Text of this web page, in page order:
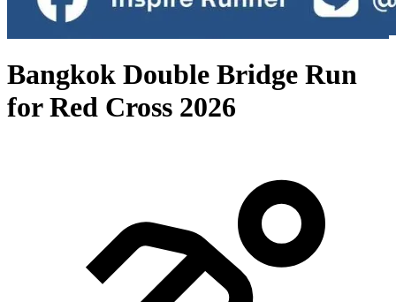
Bangkok Double Bridge Run
for Red Cross 2026